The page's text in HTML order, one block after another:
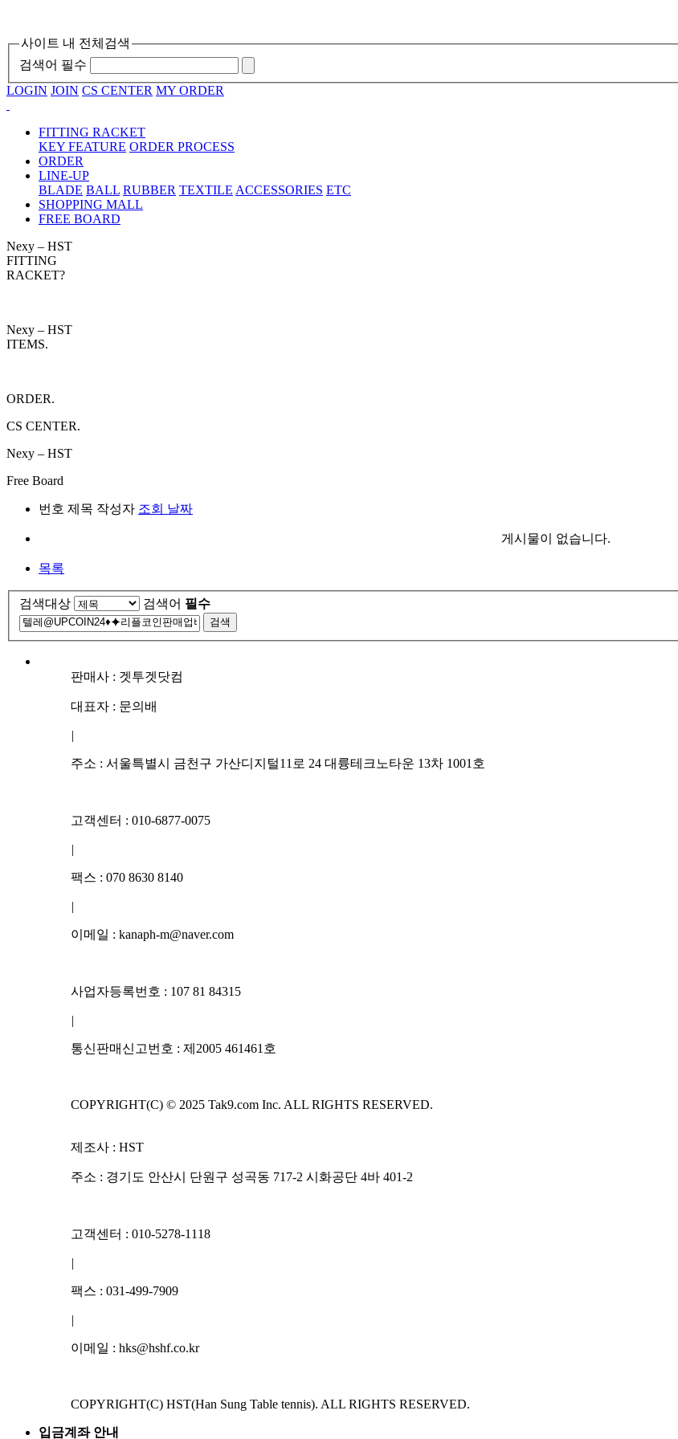
사이트 내 전체검색
검색어 필수
LOGIN JOIN CS CENTER MY ORDER
FITTING RACKET
KEY FEATURE ORDER PROCESS
ORDER
LINE-UP
BLADE BALL RUBBER TEXTILE ACCESSORIES ETC
SHOPPING MALL
FREE BOARD
Nexy – HST
FITTING
RACKET?
Nexy – HST
ITEMS.
ORDER.
CS CENTER.
Nexy – HST
Free Board
번호 제목 작성자 조회 날짜
게시물이 없습니다.
목록
검색대상 검색어 필수
검색
판매사 : 겟투겟닷컴
대표자 : 문의배
|
주소 : 서울특별시 금천구 가산디지털11로 24 대륭테크노타운 13차 1001호
고객센터 : 010-6877-0075
|
팩스 : 070 8630 8140
|
이메일 : kanaph-m@naver.com
사업자등록번호 : 107 81 84315
|
통신판매신고번호 : 제2005 461461호
COPYRIGHT(C) © 2025 Tak9.com Inc. ALL RIGHTS RESERVED.
제조사 : HST
주소 : 경기도 안산시 단원구 성곡동 717-2 시화공단 4바 401-2
고객센터 : 010-5278-1118
|
팩스 : 031-499-7909
|
이메일 : hks@hshf.co.kr
COPYRIGHT(C) HST(Han Sung Table tennis). ALL RIGHTS RESERVED.
입금계좌 안내